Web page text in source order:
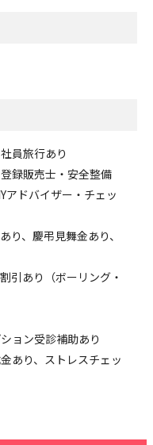
員旅行あり
録販売士・安全整備
アドバイザー・チェッ
り、慶弔見舞金あり、
引あり（ボーリング・
ョン受診補助あり
あり、ストレスチェッ